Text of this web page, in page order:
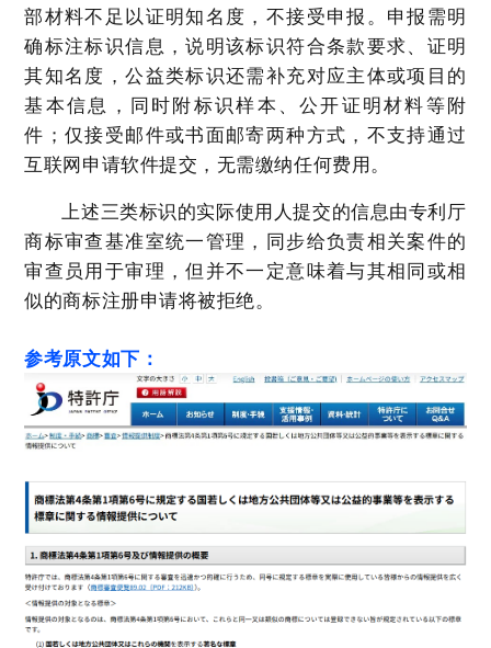
部材料不足以证明知名度，不接受申报。申报需明
确标注标识信息，说明该标识符合条款要求、证明
其知名度，公益类标识还需补充对应主体或项目的
基本信息，同时附标识样本、公开证明材料等附
件；仅接受邮件或书面邮寄两种方式，不支持通过
互联网申请软件提交，无需缴纳任何费用。
上述三类标识的实际使用人提交的信息由专利厅
商标审查基准室统一管理，同步给负责相关案件的
审查员用于审理，但并不一定意味着与其相同或相
似的商标注册申请将被拒绝。
参考原文如下：